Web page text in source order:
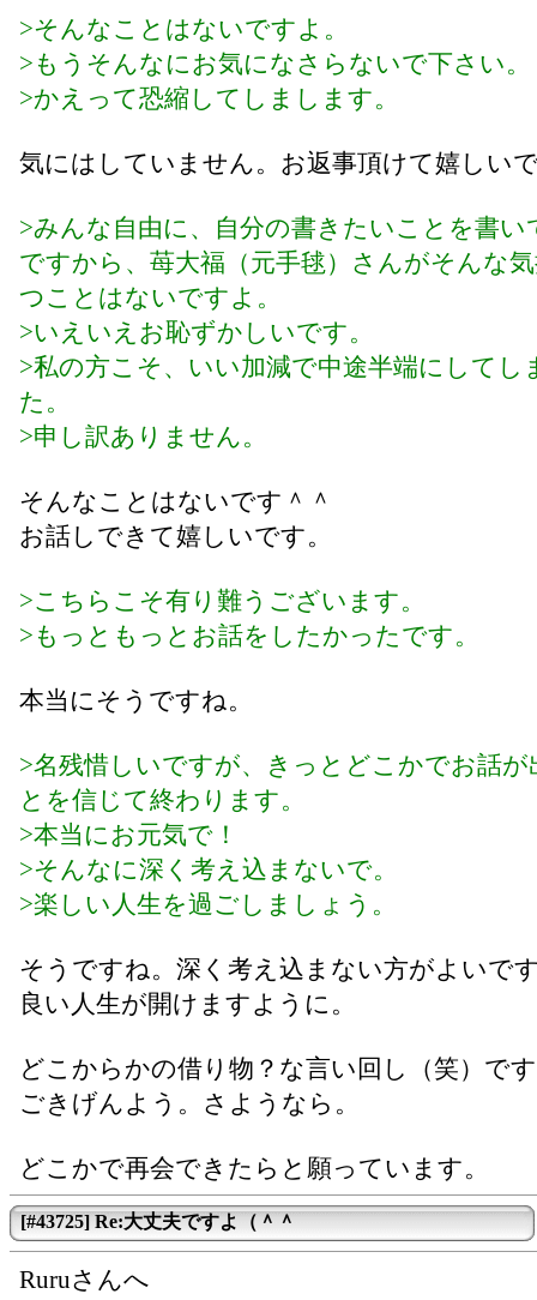
>そんなことはないですよ。
>もうそんなにお気になさらないで下さい。
>かえって恐縮してしまします。
気にはしていません。お返事頂けて嬉しい
>みんな自由に、自分の書きたいことを書い
ですから、苺大福（元手毬）さんがそんな
つことはないですよ。
>いえいえお恥ずかしいです。
>私の方こそ、いい加減で中途半端にしてし
た。
>申し訳ありません。
そんなことはないです＾＾
お話しできて嬉しいです。
>こちらこそ有り難うございます。
>もっともっとお話をしたかったです。
本当にそうですね。
>名残惜しいですが、きっとどこかでお話が
とを信じて終わります。
>本当にお元気で！
>そんなに深く考え込まないで。
>楽しい人生を過ごしましょう。
そうですね。深く考え込まない方がよいで
良い人生が開けますように。
どこからかの借り物？な言い回し（笑）で
ごきげんよう。さようなら。
どこかで再会できたらと願っています。
[#43725] Re:大丈夫ですよ（＾＾
Ruruさんへ